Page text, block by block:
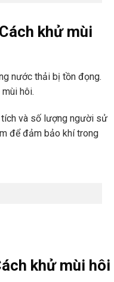
khử mùi
nước thải bị tồn đọng.
hôi.
tích và số lượng người sử
để đảm bảo khí trong
khử mùi hôi